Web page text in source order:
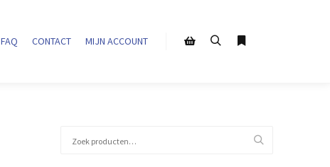
FAQ CONTACT MIJN ACCOUNT